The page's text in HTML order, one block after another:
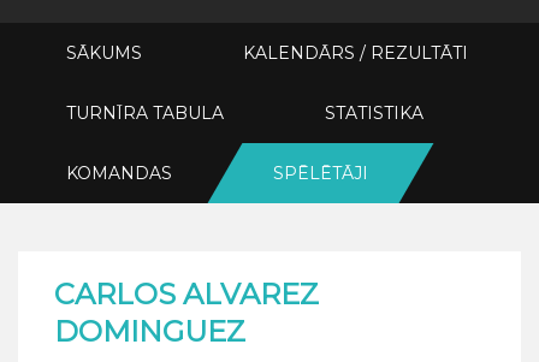
SĀKUMS KALENDĀRS / REZULTĀTI
TURNĪRA TABULA STATISTIKA
KOMANDAS SPĒLĒTĀJI
CARLOS ALVAREZ
DOMINGUEZ